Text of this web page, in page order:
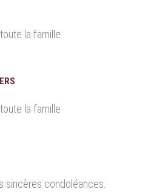
la famille
la famille
sincères condoléances.